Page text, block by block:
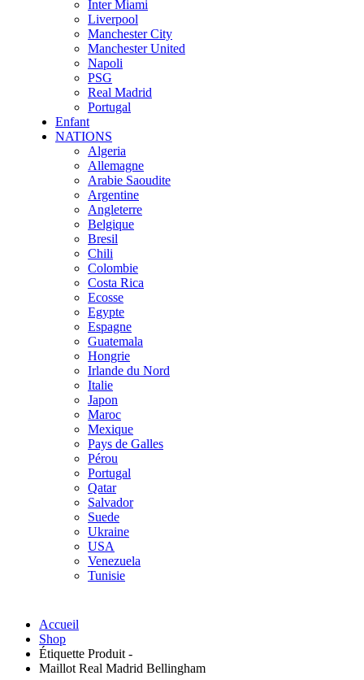
Inter Miami
Liverpool
Manchester City
Manchester United
Napoli
PSG
Real Madrid
Portugal
Enfant
NATIONS
Algeria
Allemagne
Arabie Saoudite
Argentine
Angleterre
Belgique
Bresil
Chili
Colombie
Costa Rica
Ecosse
Egypte
Espagne
Guatemala
Hongrie
Irlande du Nord
Italie
Japon
Maroc
Mexique
Pays de Galles
Pérou
Portugal
Qatar
Salvador
Suede
Ukraine
USA
Venezuela
Tunisie
Accueil
Shop
Étiquette Produit -
Maillot Real Madrid Bellingham